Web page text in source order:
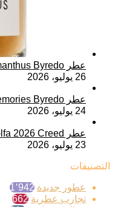
عطر Suede Osmanthus Byredo من بريدو
26 يوليو، 2026
عطر Future Memories Byredo من بريدو
24 يوليو، 2026
عطر Erolfa 2026 Creed من كريد
23 يوليو، 2026
التصنيفات
عطور جديدة 1٬942
تجارب عطرية 662